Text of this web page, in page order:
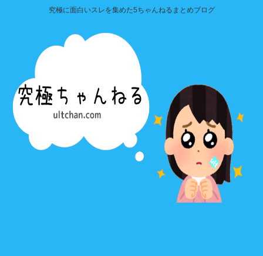
究極に面白いスレを集めた5ちゃんねるまとめブログ